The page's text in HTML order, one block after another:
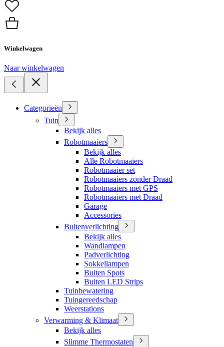
Winkelwagen
Naar winkelwagen
Categorieën
Tuin
Bekijk alles
Robotmaaiers
Bekijk alles
Alle Robotmaaiers
Robotmaaier set
Robotmaaiers zonder Draad
Robotmaaiers met GPS
Robotmaaiers met Draad
Garage
Accessories
Buitenverlichting
Bekijk alles
Wandlampen
Padverlichting
Sokkellampen
Buiten Spots
Buiten LED Strips
Tuinbewatering
Tuingereedschap
Weerstations
Verwarming & Klimaat
Bekijk alles
Slimme Thermostaten